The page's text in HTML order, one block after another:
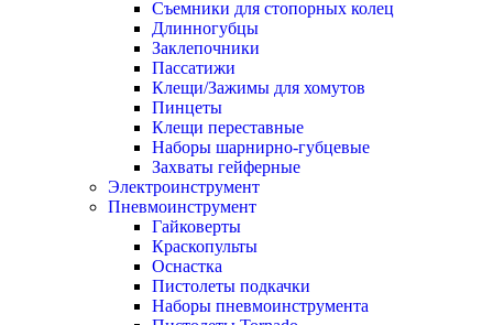
Съемники для стопорных колец
Длинногубцы
Заклепочники
Пассатижи
Клещи/Зажимы для хомутов
Пинцеты
Клещи переставные
Наборы шарнирно-губцевые
Захваты гейферные
Электроинструмент
Пневмоинструмент
Гайковерты
Краскопульты
Оснастка
Пистолеты подкачки
Наборы пневмоинструмента